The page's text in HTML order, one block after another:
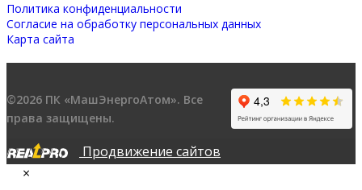
Политика конфиденциальности
Согласие на обработку персональных данных
Карта сайта
©2026 ПК «МашЭнергоАтом». Все
права защищены.
Продвижение сайтов
×